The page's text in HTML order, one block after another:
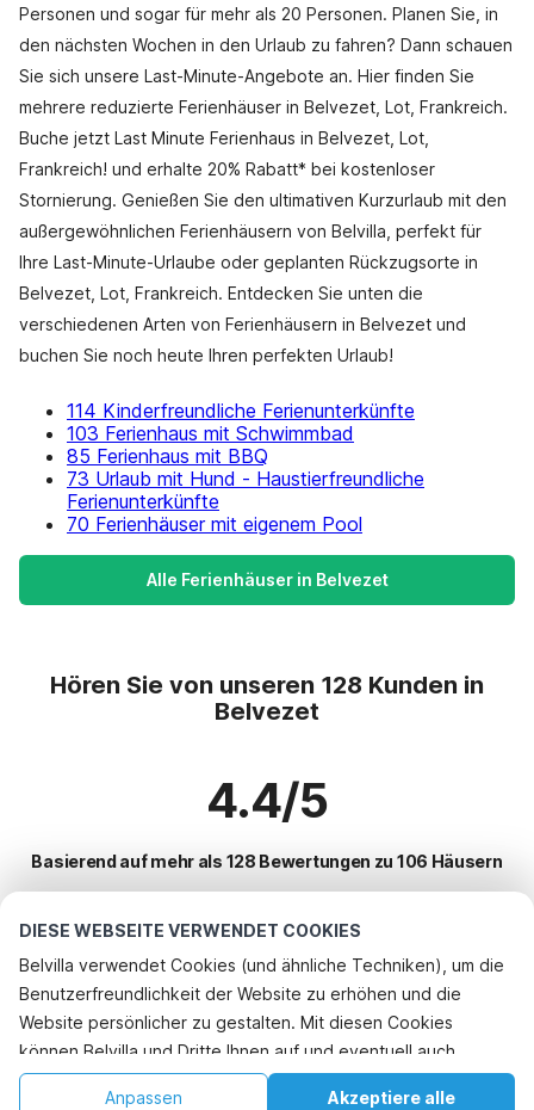
DIESE WEBSEITE VERWENDET COOKIES
Belvilla verwendet Cookies (und ähnliche Techniken), um die
Benutzerfreundlichkeit der Website zu erhöhen und die
Website persönlicher zu gestalten. Mit diesen Cookies
können Belvilla und Dritte Ihnen auf und eventuell auch
außerhalb unserer Website folgen, um Werbung Ihren
Akzeptiere alle
Anpassen
Personen und sogar für mehr als 20 Personen. Planen Sie, in
den nächsten Wochen in den Urlaub zu fahren? Dann schauen
Sie sich unsere Last-Minute-Angebote an. Hier finden Sie
mehrere reduzierte Ferienhäuser in Belvezet, Lot, Frankreich.
Buche jetzt Last Minute Ferienhaus in Belvezet, Lot,
Frankreich! und erhalte 20% Rabatt* bei kostenloser
Stornierung. Genießen Sie den ultimativen Kurzurlaub mit den
außergewöhnlichen Ferienhäusern von Belvilla, perfekt für
Ihre Last-Minute-Urlaube oder geplanten Rückzugsorte in
Belvezet, Lot, Frankreich. Entdecken Sie unten die
verschiedenen Arten von Ferienhäusern in Belvezet und
buchen Sie noch heute Ihren perfekten Urlaub!
114 Kinderfreundliche Ferienunterkünfte
103 Ferienhaus mit Schwimmbad
85 Ferienhaus mit BBQ
73 Urlaub mit Hund - Haustierfreundliche
Ferienunterkünfte
70 Ferienhäuser mit eigenem Pool
Alle Ferienhäuser in Belvezet
Hören Sie von unseren 128 Kunden in
Belvezet
4.4/5
Basierend auf mehr als 128 Bewertungen zu 106 Häusern
Beliebteste Reiseziele für Urlaub
Top-Städte mit Top-Annehmlichkeiten für den Urlaub
Ferienhaus mit Schwimmbad gourdon
Kinderfreundliche Ferienunterkünfte masclat
Beliebte Ausstattungen für Urlaub in Belvezet
Kinderfreundliche Ferienunterkünfte
Beliebte Städte für den Urlaub in Lot
Rufen Sie an, um zu buchen